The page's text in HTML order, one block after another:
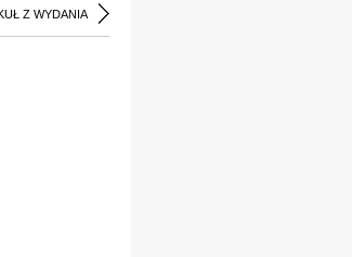
Z WYDANIA